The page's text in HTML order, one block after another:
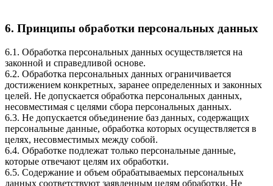
6. Принципы обработки персональных данных
6.1. Обработка персональных данных осуществляется на
законной и справедливой основе.
6.2. Обработка персональных данных ограничивается
достижением конкретных, заранее определенных и законных
целей. Не допускается обработка персональных данных,
несовместимая с целями сбора персональных данных.
6.3. Не допускается объединение баз данных, содержащих
персональные данные, обработка которых осуществляется в
целях, несовместимых между собой.
6.4. Обработке подлежат только персональные данные,
которые отвечают целям их обработки.
6.5. Содержание и объем обрабатываемых персональных
данных соответствуют заявленным целям обработки. Не